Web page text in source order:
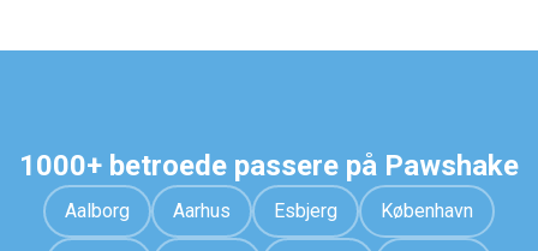
1000+ betroede passere på Pawshake
Aalborg Aarhus Esbjerg København